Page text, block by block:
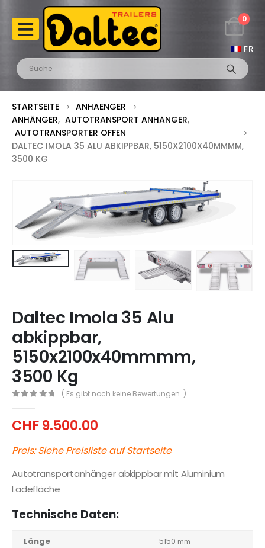
FR
0
STARTSEITE
ANHAENGER
ANHÄNGER, AUTOTRANSPORT ANHÄNGER,
AUTOTRANSPORTER OFFEN
DALTEC IMOLA 35 ALU ABKIPPBAR, 5150X2100X40MMMM,
3500 KG
Daltec Imola 35 Alu
abkippbar,
5150x2100x40mmmm,
3500 Kg
( Es gibt noch keine Bewertungen. )
CHF9.500.00
Preis: Siehe Preisliste auf Startseite
Autotransportanhänger abkippbar mit Aluminium
Ladefläche
Technische Daten:
Länge 5150 mm